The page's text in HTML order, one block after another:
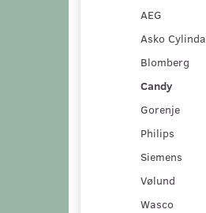
AEG
Asko Cylinda
Blomberg
Candy
Gorenje
Philips
Siemens
Vølund
Wasco